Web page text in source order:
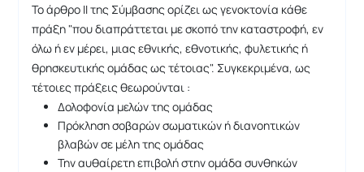
Το άρθρο ΙΙ της Σύμβασης ορίζει ως γενοκτονία κάθε
πράξη "που διαπράττεται με σκοπό την καταστροφή, εν
όλω ή εν μέρει, μιας εθνικής, εθνοτικής, φυλετικής ή
θρησκευτικής ομάδας ως τέτοιας". Συγκεκριμένα, ως
τέτοιες πράξεις θεωρούνται :
Δολοφονία μελών της ομάδας
Πρόκληση σοβαρών σωματικών ή διανοητικών
βλαβών σε μέλη της ομάδας
Την αυθαίρετη επιβολή στην ομάδα συνθηκών